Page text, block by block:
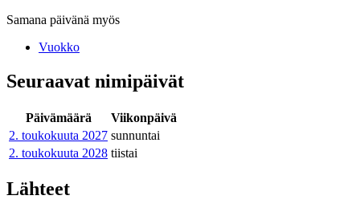
Samana päivänä myös
Vuokko
Seuraavat nimipäivät
Päivämäärä
Viikonpäivä
2. toukokuuta 2027 sunnuntai
2. toukokuuta 2028 tiistai
Lähteet